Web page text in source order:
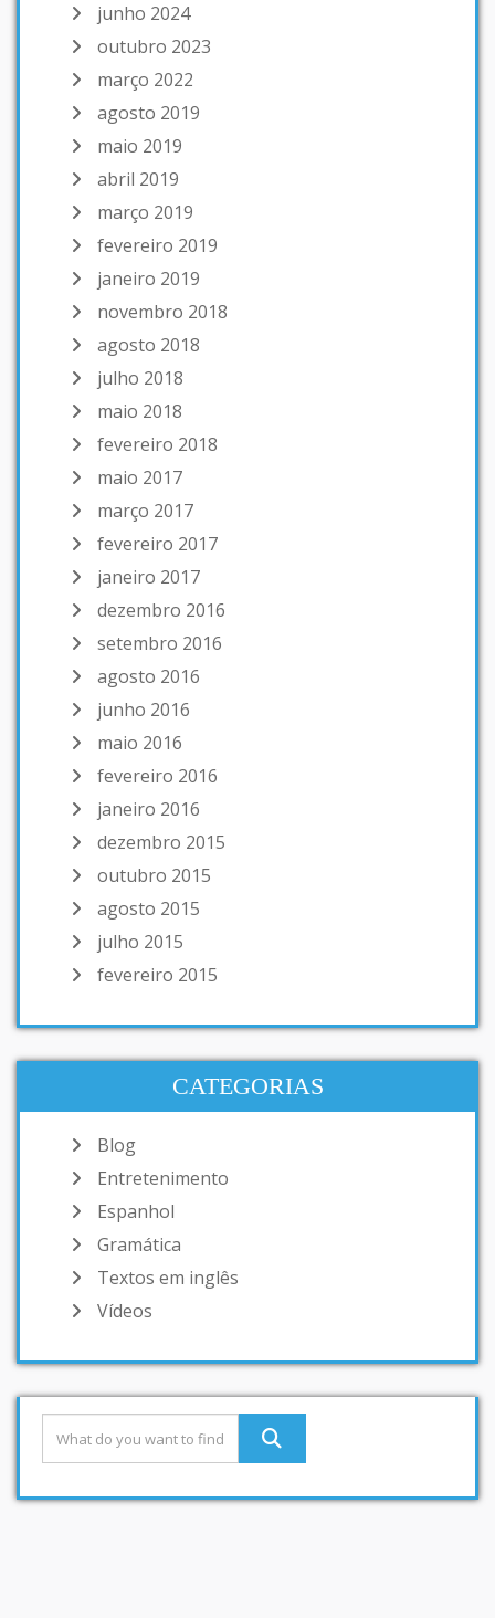
junho 2024
outubro 2023
março 2022
agosto 2019
maio 2019
abril 2019
março 2019
fevereiro 2019
janeiro 2019
novembro 2018
agosto 2018
julho 2018
maio 2018
fevereiro 2018
maio 2017
março 2017
fevereiro 2017
janeiro 2017
dezembro 2016
setembro 2016
agosto 2016
junho 2016
maio 2016
fevereiro 2016
janeiro 2016
dezembro 2015
outubro 2015
agosto 2015
julho 2015
fevereiro 2015
CATEGORIAS
Blog
Entretenimento
Espanhol
Gramática
Textos em inglês
Vídeos